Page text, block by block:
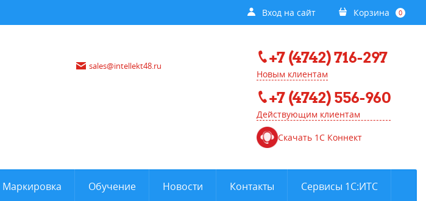
Вход на сайт Корзина 0
sales@intellekt48.ru +7 (4742) 716-297
Новым клиентам
+7 (4742) 556-960
Действующим клиентам
Скачать 1С Коннект
Маркировка Обучение Новости Контакты Сервисы 1С:ИТС